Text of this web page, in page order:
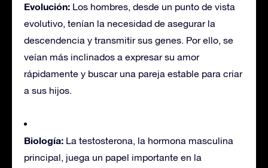
Evolución: Los hombres, desde un punto de vista
evolutivo, tenían la necesidad de asegurar la
descendencia y transmitir sus genes. Por ello, se
veían más inclinados a expresar su amor
rápidamente y buscar una pareja estable para criar
a sus hijos.
Biología: La testosterona, la hormona masculina
principal, juega un papel importante en la